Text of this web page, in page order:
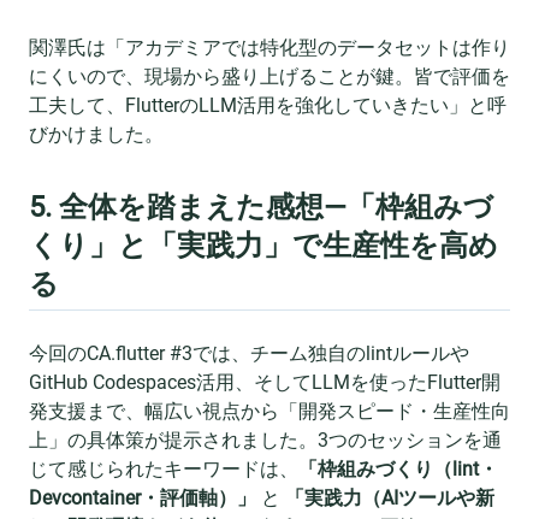
関澤氏は「アカデミアでは特化型のデータセットは作り
にくいので、現場から盛り上げることが鍵。皆で評価を
工夫して、FlutterのLLM活用を強化していきたい」と呼
びかけました。
5. 全体を踏まえた感想—「枠組みづ
くり」と「実践力」で生産性を高め
る
今回のCA.flutter #3では、チーム独自のlintルールや
GitHub Codespaces活用、そしてLLMを使ったFlutter開
発支援まで、幅広い視点から「開発スピード・生産性向
上」の具体策が提示されました。3つのセッションを通
じて感じられたキーワードは、
「枠組みづくり（lint・
Devcontainer・評価軸）」
と
「実践力（AIツールや新